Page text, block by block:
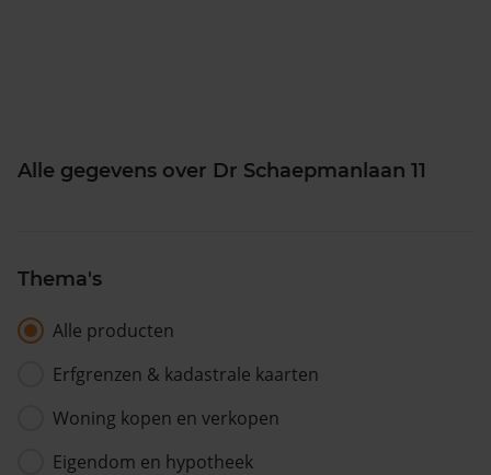
Alle gegevens over Dr Schaepmanlaan 11
Thema's
Alle producten
Erfgrenzen & kadastrale kaarten
Woning kopen en verkopen
Eigendom en hypotheek